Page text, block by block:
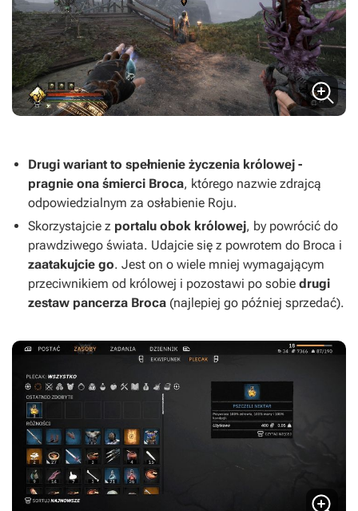
Drugi wariant to spełnienie życzenia królowej -
pragnie ona śmierci Broca, którego nazwie zdrajcą
odpowiedzialnym za osłabienie Roju.
Skorzystajcie z portalu obok królowej, by powrócić do
prawdziwego świata. Udajcie się z powrotem do Broca i
zaatakujcie go. Jest on o wiele mniej wymagającym
przeciwnikiem od królowej i pozostawi po sobie drugi
zestaw pancerza Broca (najlepiej go później sprzedać).